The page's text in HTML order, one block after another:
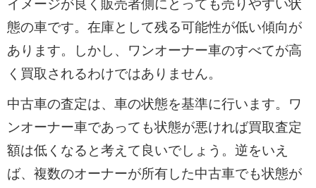
イメージが良く販売者側にとっても売りやすい状
態の車です。在庫として残る可能性が低い傾向が
あります。しかし、ワンオーナー車のすべてが高
く買取されるわけではありません。
中古車の査定は、車の状態を基準に行います。ワ
ンオーナー車であっても状態が悪ければ買取査定
額は低くなると考えて良いでしょう。逆をいえ
ば、複数のオーナーが所有した中古車でも状態が